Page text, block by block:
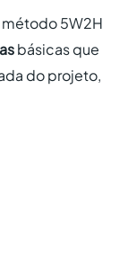
5W2H
básicas que
do projeto,